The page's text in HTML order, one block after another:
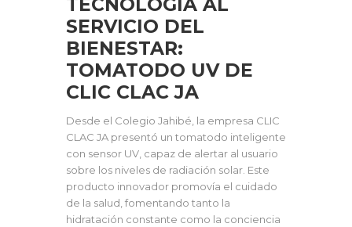
SERVICIO DEL
BIENESTAR:
TOMATODO UV DE
CLIC CLAC JA
Desde el Colegio Jahibé, la empresa CLIC
CLAC JA presentó un tomatodo inteligente
con sensor UV, capaz de alertar al usuario
sobre los niveles de radiación solar. Este
producto innovador promovía el cuidado
de la salud, fomentando tanto la
hidratación constante como la conciencia